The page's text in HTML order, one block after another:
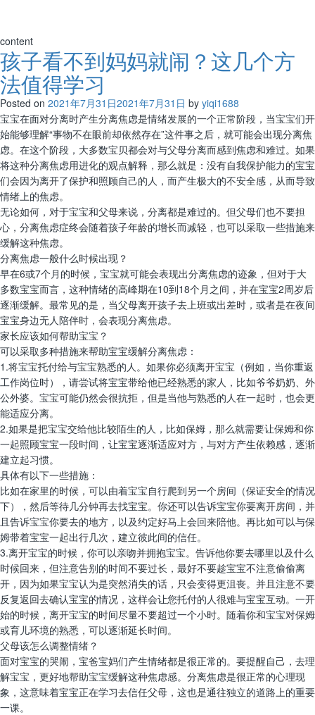
content
孩子看不到妈妈就闹？这几个方
法值得学习
Posted on 2021年7月31日2021年7月31日 by yiqi1688
宝宝在面对分离时产生分离焦虑是情绪发展的一个正常阶段，当宝宝们开
始能够理解“事物不在眼前却依然存在”这件事之后，就可能会出现分离焦
虑。在这个阶段，大多数宝贝都会对与父母分离而感到焦虑和难过。如果
将这种分离焦虑用进化的观点解释，那么就是：没有自我保护能力的宝宝
们会因为离开了保护和照顾自己的人，而产生极大的不安全感，从而导致
情绪上的焦虑。
无论如何，对于宝宝和父母来说，分离都是难过的。但父母们也不要担
心，分离焦虑症终会随着孩子年龄的增长而减轻，也可以采取一些措施来
缓解这种焦虑。
分离焦虑一般什么时候出现？
早在6或7个月的时候，宝宝就可能会表现出分离焦虑的迹象，但对于大
多数宝宝而言，这种情绪的高峰期在10到18个月之间，并在宝宝2周岁后
逐渐缓解。最常见的是，当父母离开孩子去上班或出差时，或者是在夜间
宝宝身边无人陪伴时，会表现分离焦虑。
家长应该如何帮助宝宝？
可以采取多种措施来帮助宝宝缓解分离焦虑：
1.将宝宝托付给与宝宝熟悉的人。如果你必须离开宝宝（例如，当你重返
工作岗位时），请尝试将宝宝带给他已经熟悉的家人，比如爷爷奶奶、外
公外婆。宝宝可能仍然会很抗拒，但是当他与熟悉的人在一起时，也会更
能适应分离。
2.如果是把宝宝交给他比较陌生的人，比如保姆，那么就需要让保姆和你
一起照顾宝宝一段时间，让宝宝逐渐适应对方，与对方产生依赖感，逐渐
建立起习惯。
具体有以下一些措施：
比如在家里的时候，可以由着宝宝自行爬到另一个房间（保证安全的情况
下），然后等待几分钟再去找宝宝。你还可以告诉宝宝你要离开房间，并
且告诉宝宝你要去的地方，以及约定好马上会回来陪他。再比如可以与保
姆带着宝宝一起出行几次，建立彼此间的信任。
3.离开宝宝的时候，你可以亲吻并拥抱宝宝。告诉他你要去哪里以及什么
时候回来，但注意告别的时间不要过长，最好不要趁宝宝不注意偷偷离
开，因为如果宝宝认为是突然消失的话，只会变得更沮丧。并且注意不要
反复返回去确认宝宝的情况，这样会让您托付的人很难与宝宝互动。一开
始的时候，离开宝宝的时间尽量不要超过一个小时。随着你和宝宝对保姆
或育儿环境的熟悉，可以逐渐延长时间。
父母该怎么调整情绪？
面对宝宝的哭闹，宝爸宝妈们产生情绪都是很正常的。要提醒自己，去理
解宝宝，更好地帮助宝宝缓解这种焦虑感。分离焦虑是很正常的心理现
象，这意味着宝宝正在学习去信任父母，这也是通往独立的道路上的重要
一课。